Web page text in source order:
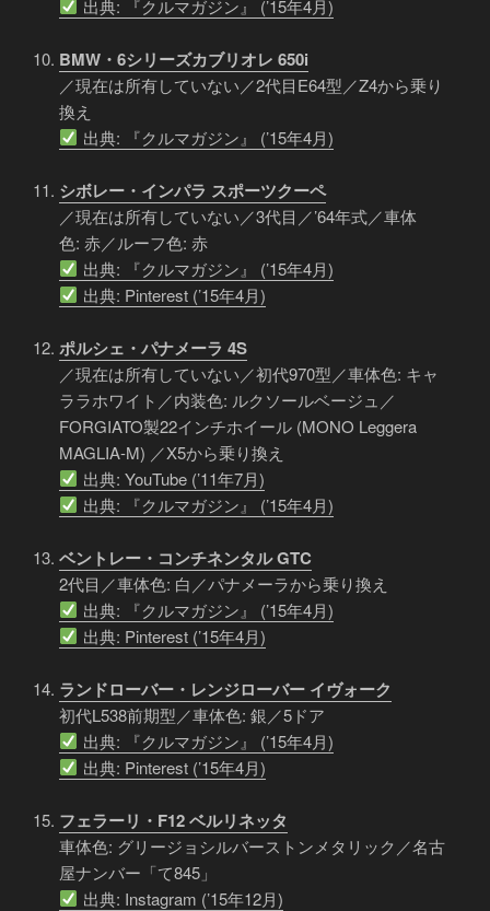
出典: 『クルマガジン』 (’15年4月)
BMW・6シリーズカブリオレ 650i
／現在は所有していない／2代目E64型／Z4から乗り
換え
出典: 『クルマガジン』 (’15年4月)
シボレー・インパラ スポーツクーペ
／現在は所有していない／3代目／’64年式／車体
色: 赤／ルーフ色: 赤
出典: 『クルマガジン』 (’15年4月)
出典: Pinterest (’15年4月)
ポルシェ・パナメーラ 4S
／現在は所有していない／初代970型／車体色: キャ
ララホワイト／内装色: ルクソールベージュ／
FORGIATO製22インチホイール (MONO Leggera
MAGLIA-M) ／X5から乗り換え
出典: YouTube (’11年7月)
出典: 『クルマガジン』 (’15年4月)
ベントレー・コンチネンタル GTC
2代目／車体色: 白／パナメーラから乗り換え
出典: 『クルマガジン』 (’15年4月)
出典: Pinterest (’15年4月)
ランドローバー・レンジローバー イヴォーク
初代L538前期型／車体色: 銀／5ドア
出典: 『クルマガジン』 (’15年4月)
出典: Pinterest (’15年4月)
フェラーリ・F12 ベルリネッタ
車体色: グリージョシルバーストンメタリック／名古
屋ナンバー「て845」
出典: Instagram (’15年12月)